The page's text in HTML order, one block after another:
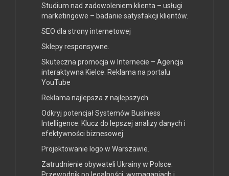
Studium nad zadowoleniem klienta – usługi
marketingowe – badanie satysfakcji klientów.
SEO dla strony internetowej
Sklepy responsywne.
Skuteczna promocja w Internecie – Agencja
interaktywna Kielce. Reklama na portalu
YouTube
Reklama najlepsza z najlepszych
Odkryj potencjał Systemów Business
Intelligence: Klucz do lepszej analizy danych i
efektywności biznesowej
Projektowanie logo w Warszawie.
Zatrudnienie obywateli Ukrainy w Polsce: